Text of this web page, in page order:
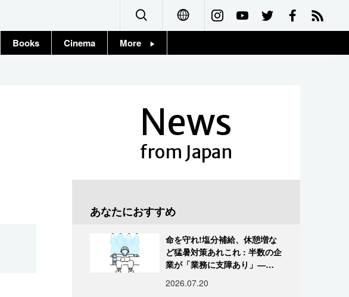
Français
Books Cinema More
News
from Japan
あなたにおすすめ
命を守れ!塩分補給、休憩増な
ど猛暑対策あれこれ : 半数の企
業が「業務に支障あり」―帝
2026.07.20